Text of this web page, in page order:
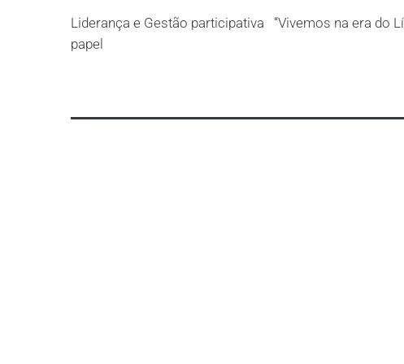
Liderança e Gestão participativa “Vivemos na era do
papel